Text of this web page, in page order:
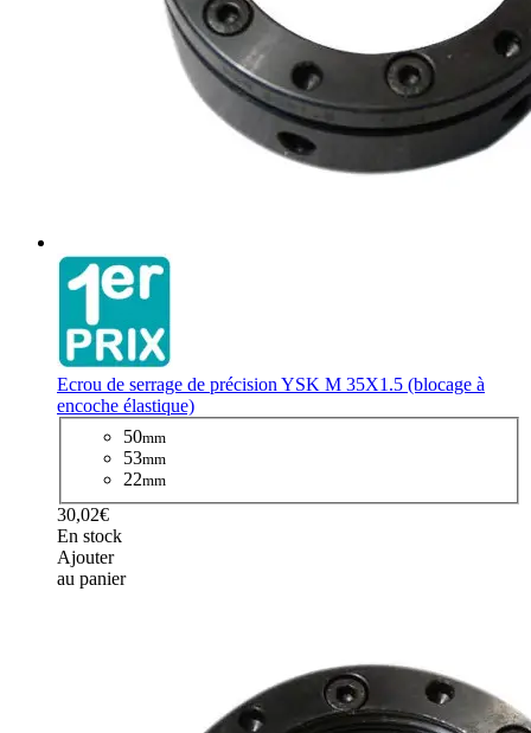
Ecrou de serrage de précision YSK M 35X1.5 (blocage à
encoche élastique)
50mm
53mm
22mm
30,02€
En stock
Ajouter
au panier